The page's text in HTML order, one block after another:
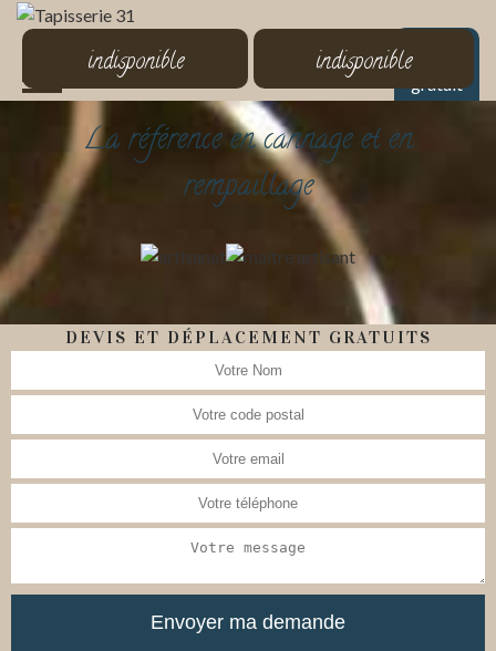
Devis
gratuit
indisponible indisponible
La référence en cannage et en
rempaillage
DEVIS ET DÉPLACEMENT GRATUITS